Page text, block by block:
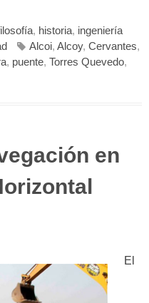
, historia, ingeniería
Alcoi, Alcoy, Cervantes,
, puente, Torres Quevedo,
en
El